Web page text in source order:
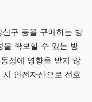
구 등을 구매하는 방
을 확보할 수 있는 방
성에 영향을 받지 않
안전자산으로 선호